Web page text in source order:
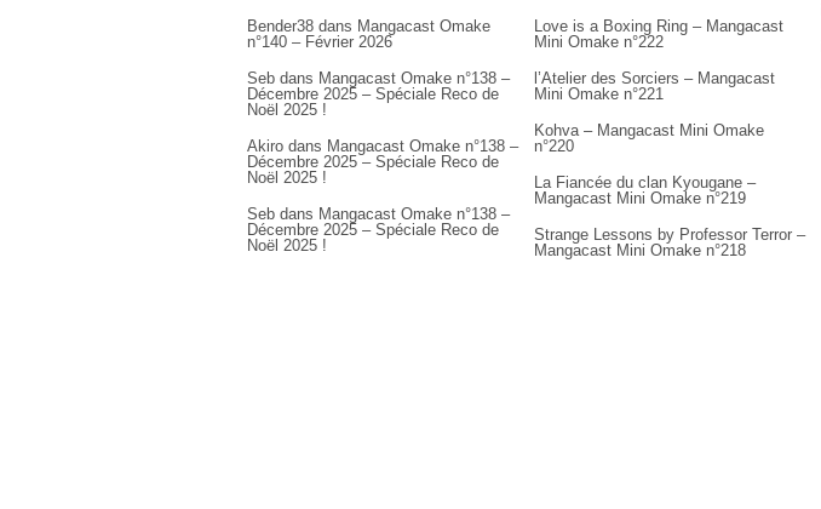
Bender38 dans Mangacast Omake
n°140 – Février 2026
Seb dans Mangacast Omake n°138 –
Décembre 2025 – Spéciale Reco de
Noël 2025 !
Akiro dans Mangacast Omake n°138 –
Décembre 2025 – Spéciale Reco de
Noël 2025 !
Seb dans Mangacast Omake n°138 –
Décembre 2025 – Spéciale Reco de
Noël 2025 !
Love is a Boxing Ring – Mangacast
Mini Omake n°222
l’Atelier des Sorciers – Mangacast
Mini Omake n°221
Kohva – Mangacast Mini Omake
n°220
La Fiancée du clan Kyougane –
Mangacast Mini Omake n°219
Strange Lessons by Professor Terror –
Mangacast Mini Omake n°218